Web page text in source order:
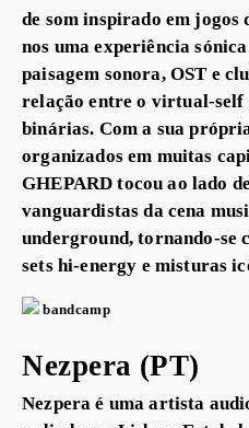
de som inspirado em jogos
nos uma experiência
paisagem sonora, OST e
relação entre o virtual-self
binárias. Com a sua
organizados em muitas
GHEPARD tocou ao lado
vanguardistas da cena
underground, tornando-se
sets hi-energy e misturas
bandcamp
Nezpera (PT)
Nezpera é uma artista